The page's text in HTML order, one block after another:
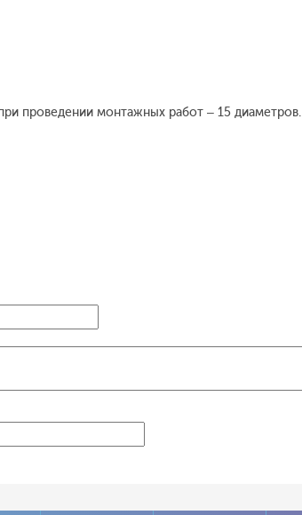
проведении монтажных работ – 15 диаметров.